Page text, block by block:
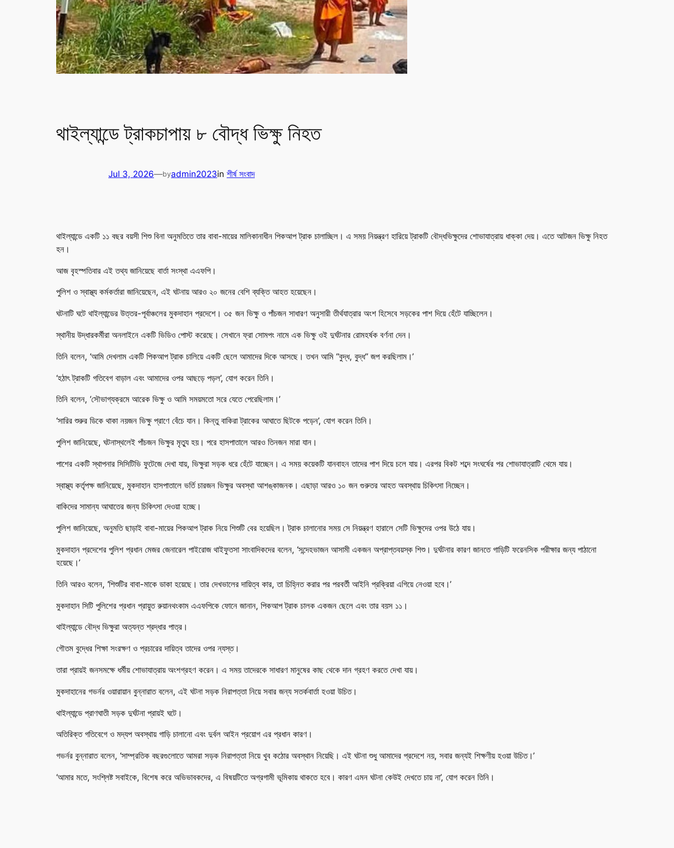
থাইল্যান্ডে ট্রাকচাপায় ৮ বৌদ্ধ ভিক্ষু নিহত
Jul 3, 2026—byadmin2023in শীর্ষ সংবাদ
থাইল্যান্ডে একটি ১১ বছর বয়সী শিশু বিনা অনুমতিতে তার বাবা-মায়ের মালিকানাধীন পিকআপ ট্রাক চালাচ্ছিল। এ সময় নিয়ন্ত্রণ হারিয়ে ট্রাকটি বৌদ্ধভিক্ষুদের শোভাযাত্রায় ধাক্কা দেয়। এতে আটজন ভিক্ষু নিহত
হন।
আজ বৃহস্পতিবার এই তথ্য জানিয়েছে বার্তা সংস্থা এএফপি।
পুলিশ ও স্বাস্থ্য কর্মকর্তারা জানিয়েছেন, এই ঘটনায় আরও ২০ জনের বেশি ব্যক্তি আহত হয়েছেন।
ঘটনাটি ঘটে থাইল্যান্ডের উত্তর-পূর্বাঞ্চলের মুকদাহান প্রদেশে। ৩৫ জন ভিক্ষু ও পাঁচজন সাধারণ অনুসারী তীর্থযাত্রার অংশ হিসেবে সড়কের পাশ দিয়ে হেঁটে যাচ্ছিলেন।
স্থানীয় উদ্ধারকর্মীরা অনলাইনে একটি ভিডিও পোস্ট করেছে। সেখানে ফ্রা সোমপং নামে এক ভিক্ষু ওই দুর্ঘটনার রোমহর্ষক বর্ণনা দেন।
তিনি বলেন, ‘আমি দেখলাম একটি পিকআপ ট্রাক চালিয়ে একটি ছেলে আমাদের দিকে আসছে। তখন আমি “বুদ্ধ, বুদ্ধ” জপ করছিলাম।’
‘হঠাৎ ট্রাকটি গতিবেগ বাড়াল এবং আমাদের ওপর আছড়ে পড়ল’, যোগ করেন তিনি।
তিনি বলেন, ‘সৌভাগ্যক্রমে আরেক ভিক্ষু ও আমি সময়মতো সরে যেতে পেরেছিলাম।’
‘সারির শুরুর ডিকে থাকা নয়জন ভিক্ষু প্রাণে বেঁচে যান। কিন্তু বাকিরা ট্রাকের আঘাতে ছিটকে পড়েন’, যোগ করেন তিনি।
পুলিশ জানিয়েছে, ঘটনাস্থলেই পাঁচজন ভিক্ষুর মৃত্যু হয়। পরে হাসপাতালে আরও তিনজন মারা যান।
পাশের একটি স্থাপনার সিসিটিভি ফুটেজে দেখা যায়, ভিক্ষুরা সড়ক ধরে হেঁটে যাচ্ছেন। এ সময় কয়েকটি যানবাহন তাদের পাশ দিয়ে চলে যায়। এরপর বিকট শব্দে সংঘর্ষের পর শোভাযাত্রাটি থেমে যায়।
স্বাস্থ্য কর্তৃপক্ষ জানিয়েছে, মুকদাহান হাসপাতালে ভর্তি চারজন ভিক্ষুর অবস্থা আশঙ্কাজনক। এছাড়া আরও ১০ জন গুরুতর আহত অবস্থায় চিকিৎসা নিচ্ছেন।
বাকিদের সামান্য আঘাতের জন্য চিকিৎসা দেওয়া হচ্ছে।
পুলিশ জানিয়েছে, অনুমতি ছাড়াই বাবা-মায়ের পিকআপ ট্রাক নিয়ে শিশুটি বের হয়েছিল। ট্রাক চালানোর সময় সে নিয়ন্ত্রণ হারালে সেটি ভিক্ষুদের ওপর উঠে যায়।
মুকদাহান প্রদেশের পুলিশ প্রধান মেজর জেনারেল পাইরোজ থাইফুতসা সাংবাদিকদের বলেন, ‘সন্দেহভাজন আসামী একজন অপ্রাপ্তবয়স্ক শিশু। দুর্ঘটনার কারণ জানতে গাড়িটি ফরেনসিক পরীক্ষার জন্য পাঠানো
হয়েছে।’
তিনি আরও বলেন, ‘শিশুটির বাবা-মাকে ডাকা হয়েছে। তার দেখভালের দায়িত্ব কার, তা চিহ্নিত করার পর পরবর্তী আইনি প্রক্রিয়া এগিয়ে নেওয়া হবে।’
মুকদাহান সিটি পুলিশের প্রধান প্রায়ুত রুয়ানথংকাম এএফপিকে ফোনে জানান, পিকআপ ট্রাক চালক একজন ছেলে এবং তার বয়স ১১।
থাইল্যান্ডে বৌদ্ধ ভিক্ষুরা অত্যন্ত শ্রদ্ধার পাত্র।
গৌতম বুদ্ধের শিক্ষা সংরক্ষণ ও প্রচারের দায়িত্ব তাদের ওপর ন্যস্ত।
তারা প্রায়ই জনসমক্ষে ধর্মীয় শোভাযাত্রায় অংশগ্রহণ করেন। এ সময় তাদেরকে সাধারণ মানুষের কাছ থেকে দান গ্রহণ করতে দেখা যায়।
মুকদাহানের গভর্নর ওয়ারায়ান বুন্নারাত বলেন, এই ঘটনা সড়ক নিরাপত্তা নিয়ে সবার জন্য সতর্কবার্তা হওয়া উচিত।
থাইল্যান্ডে প্রাণঘাতী সড়ক দুর্ঘটনা প্রায়ই ঘটে।
অতিরিক্ত গতিবেগে ও মদ্যপ অবস্থায় গাড়ি চালানো এবং দুর্বল আইন প্রয়োগ এর প্রধান কারণ।
গভর্নর বুন্নারাত বলেন, ‘সাম্প্রতিক বছরগুলোতে আমরা সড়ক নিরাপত্তা নিয়ে খুব কঠোর অবস্থান নিয়েছি। এই ঘটনা শুধু আমাদের প্রদেশে নয়, সবার জন্যই শিক্ষণীয় হওয়া উচিত।’
‘আমার মতে, সংশ্লিষ্ট সবাইকে, বিশেষ করে অভিভাবকদের, এ বিষয়টিতে অগ্রগামী ভূমিকায় থাকতে হবে। কারণ এমন ঘটনা কেউই দেখতে চায় না’, যোগ করেন তিনি।